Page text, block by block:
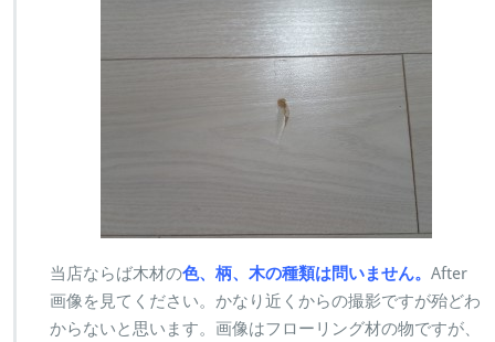
当店ならば木材の色、柄、木の種類は問いません。 After
画像を見てください。かなり近くからの撮影ですが殆どわ
からないと思います。画像はフローリング材の物ですが、